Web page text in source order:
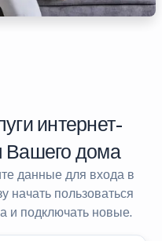
интернет-
Вашего дома
данные для входа в
начать пользоваться
и подключать новые.